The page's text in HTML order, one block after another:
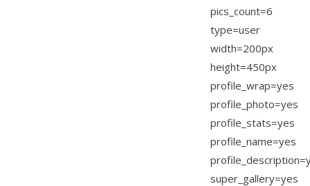
pics_count=6
type=user
width=200px
height=450px
profile_wrap=yes
profile_photo=yes
profile_stats=yes
profile_name=yes
super_gallery=yes